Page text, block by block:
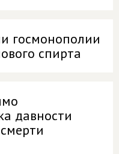
госмонополии
спирта
давности